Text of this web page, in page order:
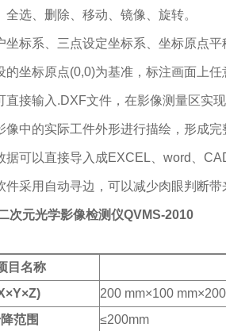
全选、删除、移动、镜像、旋转。
坐标系、三点设定坐标系、坐标原点平
的坐标原点(0,0)为基准，标注画面上任
直接输入.DXF文件，在影像测量区实
像中的实际工件外形进行描绘，形成
据可以直接导入成EXCEL、word、
件采用自动寻边，可以减少肉眼判断带
次元光学影像检测仪QVMS-2010
目名称
200 mm×100
范围 ≤200mm